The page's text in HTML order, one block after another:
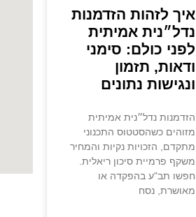
איך לזהות הזדמנות
נדל״נית אמיתית
לפני כולם: סימני
ודאות, תזמון
ונגישות נתונים
הזדמנות נדל״נית אמיתית
מזוהים כשהסטטוס התכנוני
מתקדם, הזכויות נקיות והמחיר
משקף פרמיית סיכון ריאלית.
חפשו תב"ע בהפקדה או
מאושרת, נסח